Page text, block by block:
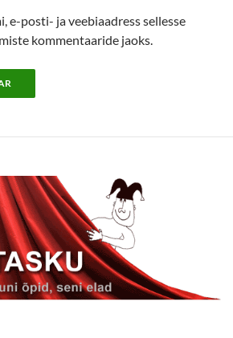
e-posti- ja veebiaadress sellesse
kommentaaride jaoks.